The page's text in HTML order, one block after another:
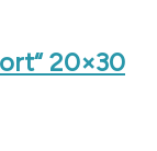
20×30